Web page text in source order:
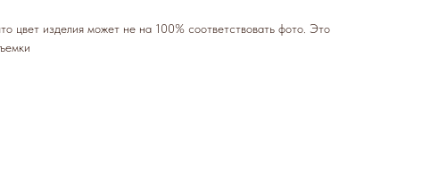
цвет изделия может не на 100% соответствовать фото. Это